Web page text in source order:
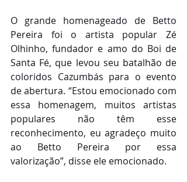
O grande homenageado de Betto
Pereira foi o artista popular Zé
Olhinho, fundador e amo do Boi de
Santa Fé, que levou seu batalhão de
coloridos Cazumbás para o evento
de abertura. “Estou emocionado com
essa homenagem, muitos artistas
populares não têm esse
reconhecimento, eu agradeço muito
ao Betto Pereira por essa
valorização”, disse ele emocionado.